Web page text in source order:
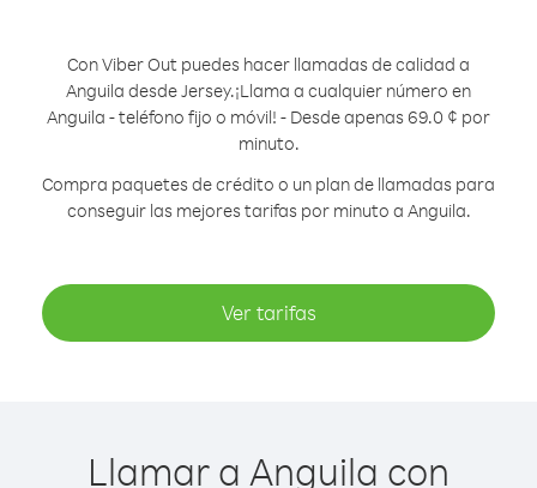
Con Viber Out puedes hacer llamadas de calidad a
Anguila desde Jersey.¡Llama a cualquier número en
Anguila - teléfono fijo o móvil! - Desde apenas 69.0 ¢ por
minuto.
Compra paquetes de crédito o un plan de llamadas para
conseguir las mejores tarifas por minuto a Anguila.
Ver tarifas
Llamar a Anguila con